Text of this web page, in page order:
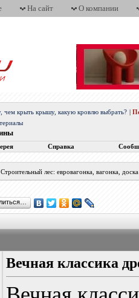
На сайт О компании
чем крыть крышу, какую кровлю выбрать?
Справка
Строительный лес: евровагонка, вагонка,
Вечная классика